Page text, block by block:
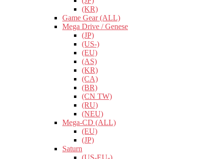
(KR)
Game Gear (ALL)
Mega Drive / Genese
(JP)
(US-)
(EU)
(AS)
(KR)
(CA)
(BR)
(CN TW)
(RU)
(NEU)
Mega-CD (ALL)
(EU)
(JP)
Saturn